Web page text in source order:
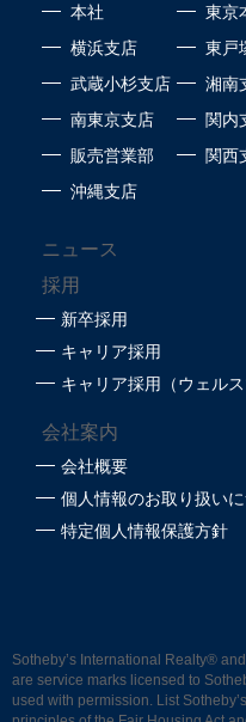
本社
横浜支店
武蔵小杉支店
南東京支店
販売営業部
沖縄支店
東京
東戸
湘南
関内
関西
ニュース
採用
新卒採用
キャリア採用
キャリア採用（ウェルス
会社案内
会社概要
個人情報のお取り扱い
特定個人情報保護方針
Sotheby’s International Realty®
are service marks licensed to
used with permission. List